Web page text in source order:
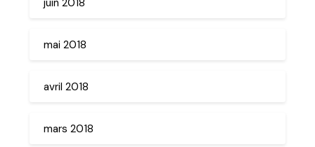
mai 2018
avril 2018
mars 2018